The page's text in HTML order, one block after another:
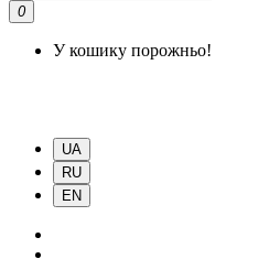
0
У кошику порожньо!
UA
RU
EN